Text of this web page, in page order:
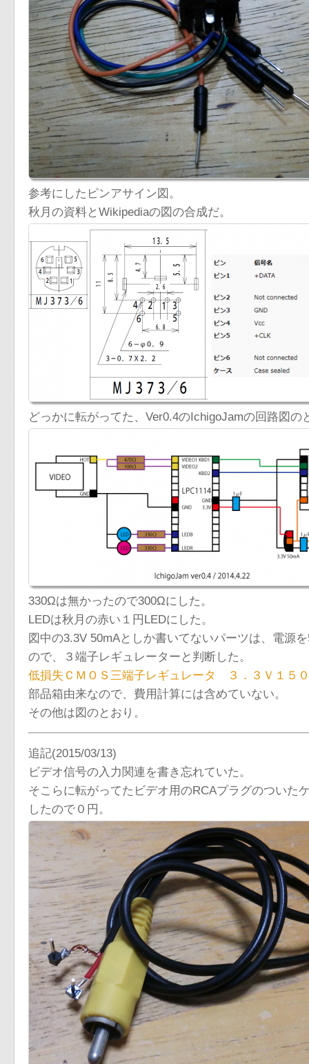
参考にしたピンアサイン図。
秋月の資料とWikipediaの図の合成だ。
どっかに転がってた、Ver0.4のIchigoJamの回路図
330Ωは無かったので300Ωにした。
LEDは秋月の赤い１円LEDにした。
図中の3.3V 50mAとしか書いてないパーツは、電源
ので、３端子レギュレーターと判断した。
低損失ＣＭＯＳ三端子レギュレータ ３．３Ｖ１
部品箱由来なので、費用計算には含めていない。
その他は図のとおり。
追記(2015/03/13)
ビデオ信号の入力関連を書き忘れていた。
そこらに転がってたビデオ用のRCAプラグのついた
したので０円。